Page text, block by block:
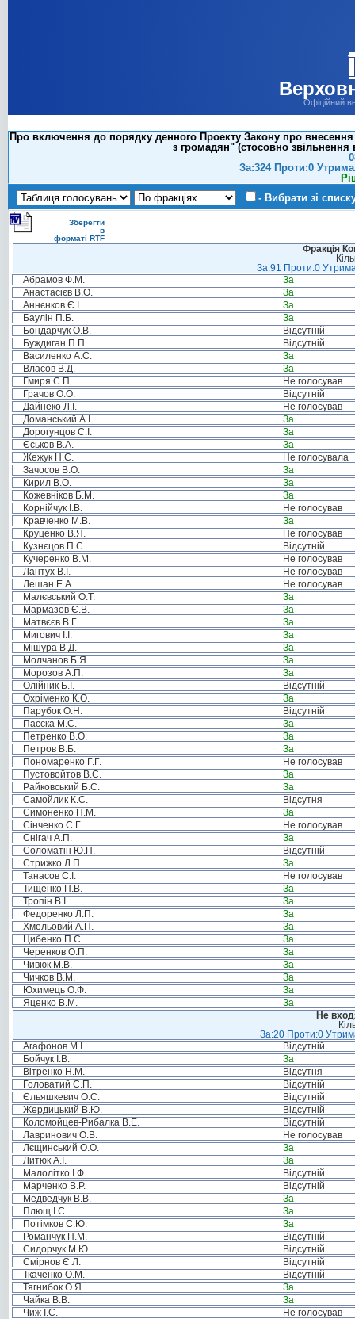
Офіційний
Про включення до порядку денного Проекту Закону про внесення
з громадян" (стосовно звільнення
За:324 Проти:0
- Вибрати зі
Зберегти
в
форматі RTF
Фракція
За:91 Проти:0
Абрамов Ф.М.
За
Анастасієв В.О.
За
Аннєнков Є.І.
За
Баулін П.Б.
За
Бондарчук О.В.
Відсутній
Буждиган П.П.
Відсутній
Василенко А.С.
За
Власов В.Д.
За
Гмиря С.П.
Не голосував
Грачов О.О.
Відсутній
Дайнеко Л.І.
Не голосував
Доманський А.І.
За
Дорогунцов С.І.
За
Єськов В.А.
За
Жежук Н.С.
Не голосувала
Зачосов В.О.
За
Кирил В.О.
За
Кожевніков Б.М.
За
Корнійчук І.В.
Не голосував
Кравченко М.В.
За
Круценко В.Я.
Не голосував
Кузнєцов П.С.
Відсутній
Кучеренко В.М.
Не голосував
Лантух В.І.
Не голосував
Лешан Е.А.
Не голосував
Малєвський О.Т.
За
Мармазов Є.В.
За
Матвєєв В.Г.
За
Мигович І.І.
За
Мішура В.Д.
За
Молчанов Б.Я.
За
Морозов А.П.
За
Олійник Б.І.
Відсутній
Охріменко К.О.
За
Парубок О.Н.
Відсутній
Пасєка М.С.
За
Петренко В.О.
За
Петров В.Б.
За
Пономаренко Г.Г.
Не голосував
Пустовойтов В.С.
За
Райковський Б.С.
За
Самойлик К.С.
Відсутня
Симоненко П.М.
За
Сінченко С.Г.
Не голосував
Снігач А.П.
За
Соломатін Ю.П.
Відсутній
Стрижко Л.П.
За
Танасов С.І.
Не голосував
Тищенко П.В.
За
Тропін В.І.
За
Федоренко Л.П.
За
Хмельовий А.П.
За
Цибенко П.С.
За
Черенков О.П.
За
Чивюк М.В.
За
Чичков В.М.
За
Юхимець О.Ф.
За
Яценко В.М.
За
Не
За:20 Проти:0
Агафонов М.І.
Відсутній
Бойчук І.В.
За
Вітренко Н.М.
Відсутня
Головатий С.П.
Відсутній
Єльяшкевич О.С.
Відсутній
Жердицький В.Ю.
Відсутній
Коломойцев-Рибалка В.Е.
Відсутній
Лавринович О.В.
Не голосував
Лєщинський О.О.
За
Литюк А.І.
За
Малолітко І.Ф.
Відсутній
Марченко В.Р.
Відсутній
Медведчук В.В.
За
Плющ І.С.
За
Потімков С.Ю.
За
Романчук П.М.
Відсутній
Сидорчук М.Ю.
Відсутній
Смірнов Є.Л.
Відсутній
Ткаченко О.М.
Відсутній
Тягнибок О.Я.
За
Чайка В.В.
За
Чиж І.С.
Не голосував